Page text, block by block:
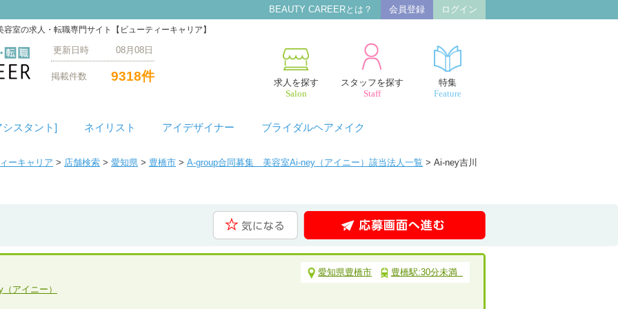
BEAUTY CAREERとは？ 会員登録 ログイン
室の求人・転職専門サイト【ビューティーキャリア】
更新日時 08月08日
9318件
掲載件数
求人を探す
Salon
スタッフを探す
Staff
特集
Feature
スタント] ネイリスト アイデザイナー ブライダルヘアメイク
ーキャリア > 店舗検索 > 愛知県 > 豊橋市 > A-group合同募集 美容室Ai-ney（アイニー）該当法人一覧 > Ai-ney吉川
アイニー）
愛知県豊橋市 豊橋駅:30分未満